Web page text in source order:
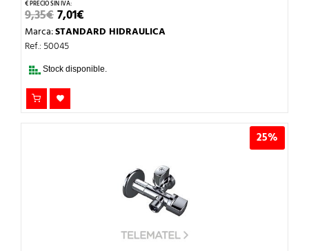
9,35€EL
PRECIO
ORIGINAL
ERA:
7,01€PRECIO
ACTUAL
Marca:STANDARD HIDRAULICA
Ref.: 50045
Stock disponible.
25%